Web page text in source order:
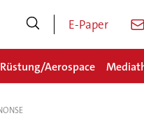
E-Paper
Rüstung/Aerospace